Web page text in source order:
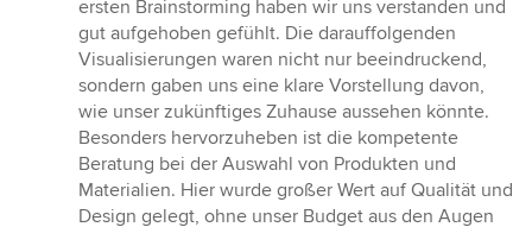
ersten Brainstorming haben wir uns verstanden und
gut aufgehoben gefühlt. Die darauffolgenden
Visualisierungen waren nicht nur beeindruckend,
sondern gaben uns eine klare Vorstellung davon,
wie unser zukünftiges Zuhause aussehen könnte.
Besonders hervorzuheben ist die kompetente
Beratung bei der Auswahl von Produkten und
Materialien. Hier wurde großer Wert auf Qualität und
Design gelegt, ohne unser Budget aus den Augen